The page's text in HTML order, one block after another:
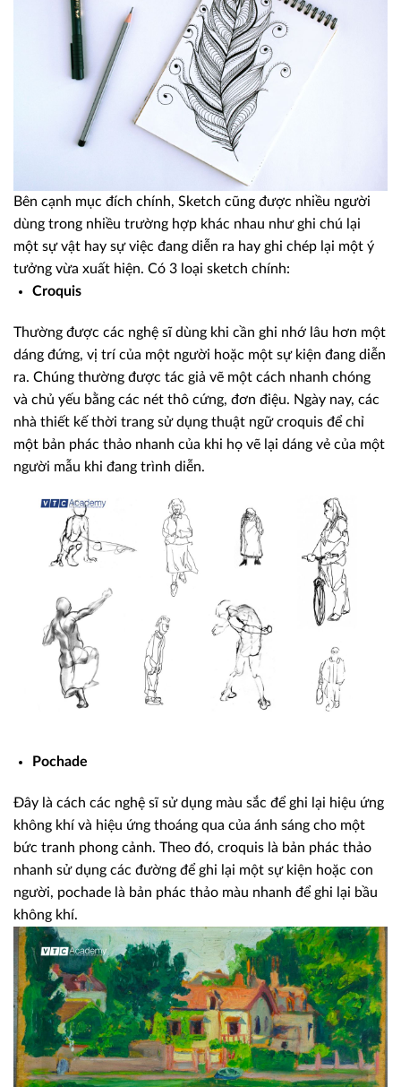
Bên cạnh mục đích chính, Sketch cũng được nhiều người
dùng trong nhiều trường hợp khác nhau như ghi chú lại
một sự vật hay sự việc đang diễn ra hay ghi chép lại một ý
tưởng vừa xuất hiện. Có 3 loại sketch chính:
Croquis
Thường được các nghệ sĩ dùng khi cần ghi nhớ lâu hơn một
dáng đứng, vị trí của một người hoặc một sự kiện đang diễn
ra. Chúng thường được tác giả vẽ một cách nhanh chóng
và chủ yếu bằng các nét thô cứng, đơn điệu. Ngày nay, các
nhà thiết kế thời trang sử dụng thuật ngữ croquis để chỉ
một bản phác thảo nhanh của khi họ vẽ lại dáng vẻ của một
người mẫu khi đang trình diễn.
Pochade
Đây là cách các nghệ sĩ sử dụng màu sắc để ghi lại hiệu ứng
không khí và hiệu ứng thoáng qua của ánh sáng cho một
bức tranh phong cảnh. Theo đó, croquis là bản phác thảo
nhanh sử dụng các đường để ghi lại một sự kiện hoặc con
người, pochade là bản phác thảo màu nhanh để ghi lại bầu
không khí.